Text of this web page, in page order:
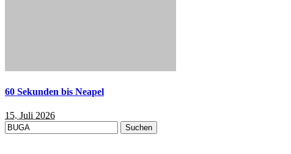
60 Sekunden bis Neapel
15. Juli 2026
Suchen
nach: